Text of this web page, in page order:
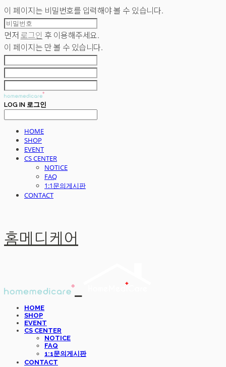
이 페이지는 비밀번호를 입력해야 볼 수 있습니다.
먼저 로그인 후 이용해주세요.
이 페이지는 만 볼 수 있습니다.
LOG IN 로그인
HOME
SHOP
EVENT
CS CENTER
NOTICE
FAQ
1:1문의게시판
CONTACT
홈메디케어
HOME
SHOP
EVENT
CS CENTER
NOTICE
FAQ
1:1문의게시판
CONTACT